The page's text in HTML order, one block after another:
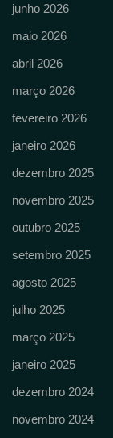
junho 2026
maio 2026
abril 2026
março 2026
fevereiro 2026
janeiro 2026
dezembro 2025
novembro 2025
outubro 2025
setembro 2025
agosto 2025
julho 2025
março 2025
janeiro 2025
dezembro 2024
novembro 2024